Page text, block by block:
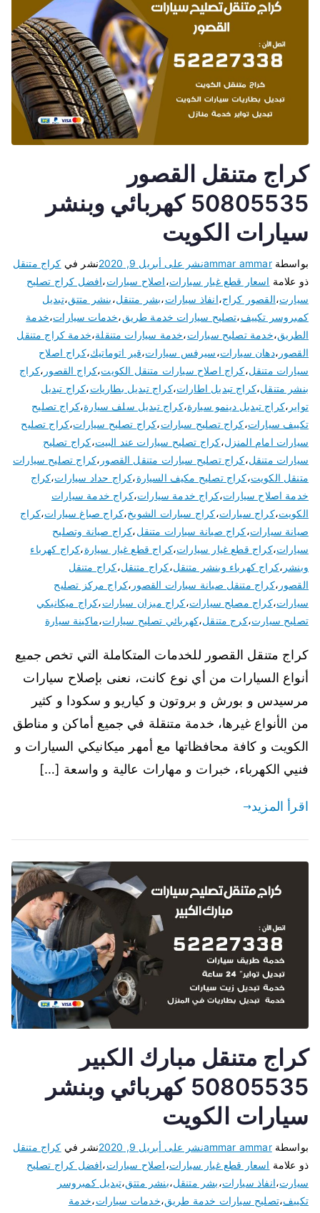
كراج متنقل القصور
50805535 كهربائي وبنشر
سيارات الكويت
بواسطةammar ammarنشر على أبريل 9, 2020 نشر في كراج متنقل
ذو علامة اسعار قطع غيار سيارات،اصلاح سيارات،افضل كراج تصليح
سيارت،القصور كراج،انفاذ سيارات،بشر متنقل،بنشر متتق،تبديل
كمبروسر تكييف،تصليح سيارات خدمة طريق،خدمات سيارات،خدمة
الطريق،خدمة تصليح سيارات،خدمة سيارات متنقلة،خدمة كراج متنقل
القصور ،دهان سيارات،سيرفس سيارات،قير اتوماتيك،كراج اصلاح
سيارات متنقل،كراج اصلاح سيارات متنقل الكويت،كراج القصور ،كراج
بنشر متنقل،كراج تبديل اطارات،كراج تبديل بطاريات،كراج تبديل
تواير ،كراج تبديل دينمو سيارة،كراج تبديل سلف سيارة،كراج تصليح
تكييف سيارات،كراج تصليح سبارات،كراج تصليح سيارات،كراج تصليح
سيارات امام المنزل،كراج تصليح سيارات عند البيت،كراج تصليح
سيارات متنقل،كراج تصليح سيارات متنقل القصور ،كراج تصليح سيارات
متنقل الكويت،كراج تصليح مكيف السيارة،كراج حداد سيارات،كراج
خدمة اصلاح سيارات،كراج خدمة سيارات،كراج خدمة سيارات
الكويت،كراج سيارات،كراج سيارات الشويخ،كراج صباغ سيارات،كراج
صيانة سيارات،كراج صيانة سيارات متنقل،كراج صيانة وتصليح
سيارات،كراج قطع غيار سيارات،كراج قطع غيار سيارة،كراج كهرباء
وبنشر ،كراج كهرباء وبنشر متنقل،كراج متنقل،كراج متنقل
القصور ،كراج متنقل صيانة سيارات القصور ،كراج مركز تصليح
سيارات،كراج مصلح سيارات،كراج ميزان سيارات،كراج ميكانيكي
تصليح سيارت،كرج متنقل،كهربائي تصليح سيارات،ماكينة سيارة
كراج متنقل القصور للخدمات المتكاملة التي تخص جميع
أنواع السيارات من أي نوع كانت، نعنى بإصلاح سيارات
مرسيدس و بورش و بروتون و كياريو و سكودا و كثير
من الأنواع غيرها، خدمة متنقلة في جميع أماكن و مناطق
الكويت و كافة محافظاتها مع أمهر ميكانيكي السيارات و
فنيي الكهرباء، خبرات و مهارات عالية و واسعة […]
اقرأ المزيد
كراج متنقل مبارك الكبير
50805535 كهربائي وبنشر
سيارات الكويت
بواسطةammar ammarنشر على أبريل 9, 2020 نشر في كراج متنقل
ذو علامة اسعار قطع غيار سيارات،اصلاح سيارات،افضل كراج تصليح
سيارت،انفاذ سيارات،بشر متنقل،بنشر متتق،تبديل كمبروسر
تكييف،تصليح سيارات خدمة طريق،خدمات سيارات،خدمة